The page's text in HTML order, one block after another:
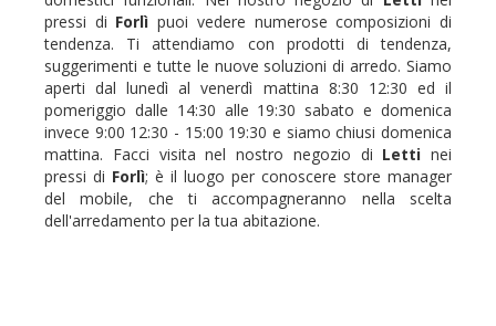
pressi di Forlì puoi vedere numerose composizioni di
tendenza. Ti attendiamo con prodotti di tendenza,
suggerimenti e tutte le nuove soluzioni di arredo. Siamo
aperti dal lunedì al venerdì mattina 8:30 12:30 ed il
pomeriggio dalle 14:30 alle 19:30 sabato e domenica
invece 9:00 12:30 - 15:00 19:30 e siamo chiusi domenica
mattina. Facci visita nel nostro negozio di Letti nei
pressi di Forlì; è il luogo per conoscere store manager
del mobile, che ti accompagneranno nella scelta
dell'arredamento per la tua abitazione.